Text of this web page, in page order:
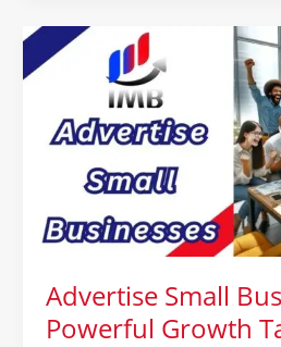
Advertise Small
Powerful Growth
Advertise
Small
Businesses
7
Growth